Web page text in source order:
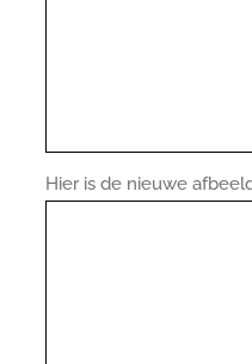
Hier is de nieuwe